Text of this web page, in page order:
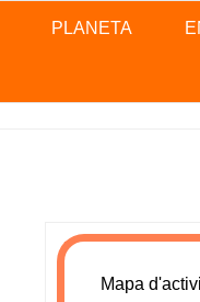
PLANETA
Mapa